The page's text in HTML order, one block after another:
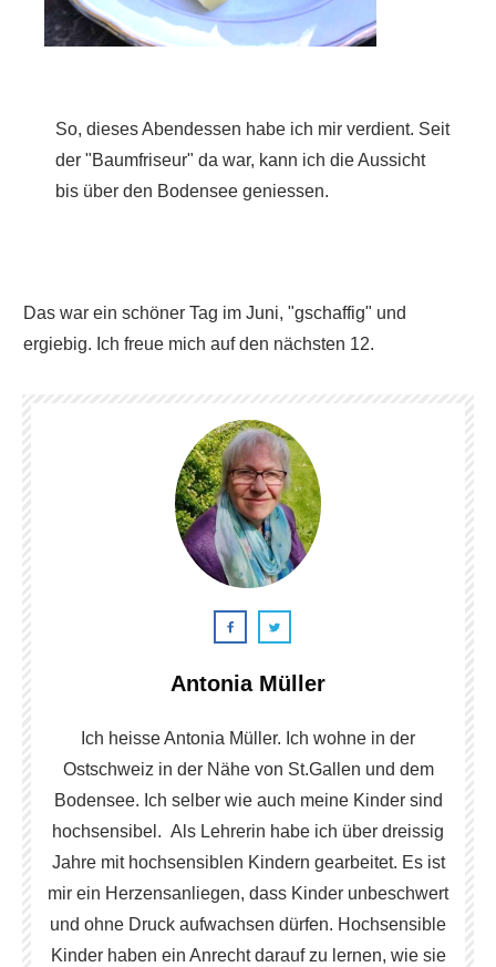
So, dieses Abendessen habe ich mir verdient. Seit
der "Baumfriseur" da war, kann ich die Aussicht
bis über den Bodensee geniessen.
Das war ein schöner Tag im Juni, "gschaffig" und
ergiebig. Ich freue mich auf den nächsten 12.
Antonia Müller
Ich heisse Antonia Müller. Ich wohne in der
Ostschweiz in der Nähe von St.Gallen und dem
Bodensee. Ich selber wie auch meine Kinder sind
hochsensibel. Als Lehrerin habe ich über dreissig
Jahre mit hochsensiblen Kindern gearbeitet. Es ist
mir ein Herzensanliegen, dass Kinder unbeschwert
und ohne Druck aufwachsen dürfen. Hochsensible
Kinder haben ein Anrecht darauf zu lernen, wie sie